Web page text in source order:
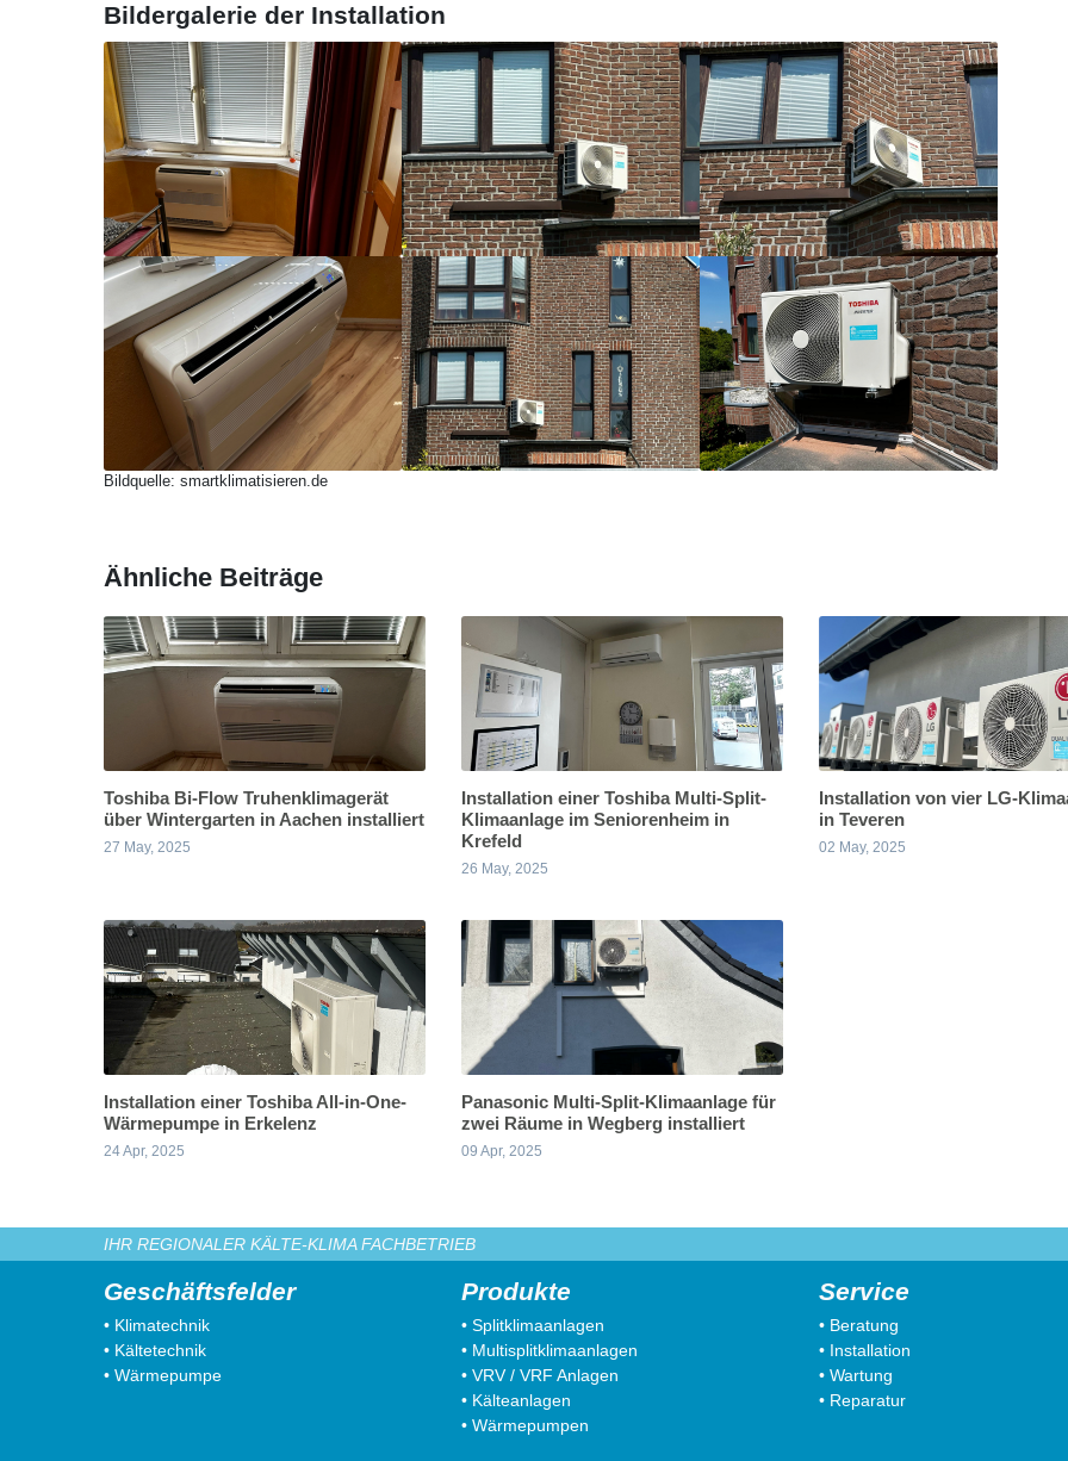
Bildergalerie der Installation
Bildquelle: smartklimatisieren.de
Ähnliche Beiträge
Toshiba Bi-Flow Truhenklimagerät
über Wintergarten in Aachen installiert
27 May, 2025
Installation einer Toshiba Multi-Split-
Klimaanlage im Seniorenheim in
Krefeld
26 May, 2025
Installation von vier LG-
in Teveren
02 May, 2025
Installation einer Toshiba All-in-One-
Wärmepumpe in Erkelenz
24 Apr, 2025
Panasonic Multi-Split-Klimaanlage für
zwei Räume in Wegberg installiert
09 Apr, 2025
IHR REGIONALER KÄLTE-KLIMA FACHBETRIEB
Geschäftsfelder
• Klimatechnik
• Kältetechnik
• Wärmepumpe
Produkte
• Splitklimaanlagen
• Multisplitklimaanlagen
• VRV / VRF Anlagen
• Kälteanlagen
• Wärmepumpen
Service
• Beratung
• Installation
• Wartung
• Reparatur